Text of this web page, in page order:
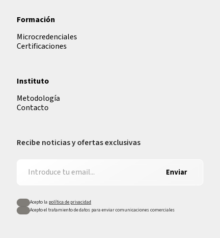
Formación
Microcredenciales
Certificaciones
Instituto
Metodología
Contacto
Recibe noticias y ofertas exclusivas
Enviar
Acepto el tratamiento de datos para enviar comunicaciones comerciales
Acepto la política de privacidad